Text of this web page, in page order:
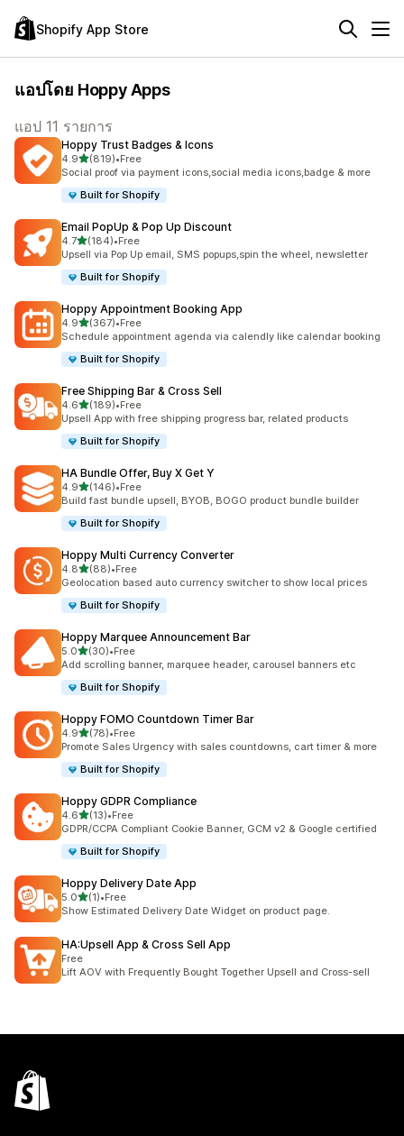
Shopify App Store
แอปโดย Hoppy Apps
แอป 11 รายการ
Hoppy Trust Badges & Icons
4.9เต็ม 5 ดาว
(819)
ทั้งหมด 819 รีวิว
•Free
Social proof via payment icons,social media icons,badge & more
Built for Shopify
Email PopUp & Pop Up Discount
4.7เต็ม 5 ดาว
(184)
ทั้งหมด 184 รีวิว
•Free
Upsell via Pop Up email, SMS popups,spin the wheel, newsletter
Built for Shopify
Hoppy Appointment Booking App
4.9เต็ม 5 ดาว
(367)
ทั้งหมด 367 รีวิว
•Free
Schedule appointment agenda via calendly like calendar booking
Built for Shopify
Free Shipping Bar & Cross Sell
4.6เต็ม 5 ดาว
(189)
ทั้งหมด 189 รีวิว
•Free
Upsell App with free shipping progress bar, related products
Built for Shopify
HA Bundle Offer, Buy X Get Y
4.9เต็ม 5 ดาว
(146)
ทั้งหมด 146 รีวิว
•Free
Build fast bundle upsell, BYOB, BOGO product bundle builder
Built for Shopify
Hoppy Multi Currency Converter
4.8เต็ม 5 ดาว
(88)
ทั้งหมด 88 รีวิว
•Free
Geolocation based auto currency switcher to show local prices
Built for Shopify
Hoppy Marquee Announcement Bar
5.0เต็ม 5 ดาว
(30)
ทั้งหมด 30 รีวิว
•Free
Add scrolling banner, marquee header, carousel banners etc
Built for Shopify
Hoppy FOMO Countdown Timer Bar
4.9เต็ม 5 ดาว
(78)
ทั้งหมด 78 รีวิว
•Free
Promote Sales Urgency with sales countdowns, cart timer & more
Built for Shopify
Hoppy GDPR Compliance
4.6เต็ม 5 ดาว
(13)
ทั้งหมด 13 รีวิว
•Free
GDPR/CCPA Compliant Cookie Banner, GCM v2 & Google certified
Built for Shopify
Hoppy Delivery Date App
5.0เต็ม 5 ดาว
(1)
ทั้งหมด 1 รีวิว
•Free
Show Estimated Delivery Date Widget on product page.
HA:Upsell App & Cross Sell App
Free
Lift AOV with Frequently Bought Together Upsell and Cross-sell